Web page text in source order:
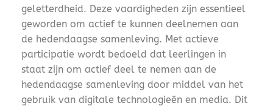
geletterdheid. Deze vaardigheden zijn essentieel
geworden om actief te kunnen deelnemen aan
de hedendaagse samenleving. Met actieve
participatie wordt bedoeld dat leerlingen in
staat zijn om actief deel te nemen aan de
hedendaagse samenleving door middel van het
gebruik van digitale technologieën en media. Dit